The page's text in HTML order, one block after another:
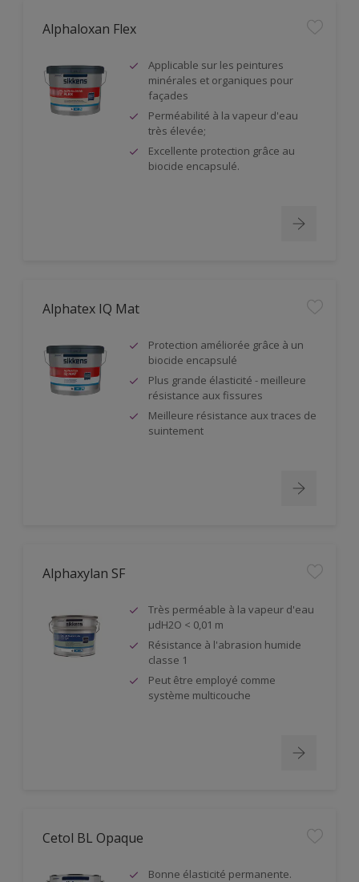
Alphaloxan Flex
Applicable sur les peintures
minérales et organiques pour
façades
Perméabilité à la vapeur d'eau
très élevée;
Excellente protection grâce au
biocide encapsulé.
Alphatex IQ Mat
Protection améliorée grâce à un
biocide encapsulé
Plus grande élasticité - meilleure
résistance aux fissures
Meilleure résistance aux traces de
suintement
Alphaxylan SF
Très perméable à la vapeur d'eau
µdH2O < 0,01 m
Résistance à l'abrasion humide
classe 1
Peut être employé comme
système multicouche
Cetol BL Opaque
Bonne élasticité permanente.